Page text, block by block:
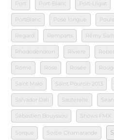
Port Port-Blanc Port-Lligat
PortBlanc Pose longue
Regard Remparts Rémy
Rhododendron Riviere
Rome Rose Rosée
Saint Malo Saint Pourcin 2013
Salvador Dali Sauterelle
Sébastien Bouyssou Shows FMX
Sorque Sortie Chamarande